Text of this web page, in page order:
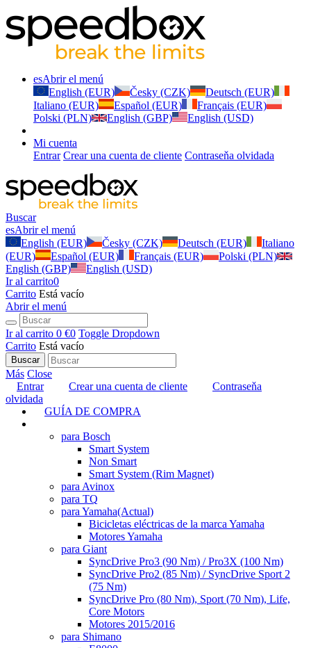
esAbrir el menú
English (EUR)
Česky (CZK)
Deutsch (EUR)
Italiano (EUR)
Español (EUR)
Français (EUR)
Polski (PLN)
English (GBP) English (USD)
Mi cuenta
Entrar Crear una cuenta de cliente Contraseňa olvidada
Buscar
esAbrir el menú
English (EUR)
Česky (CZK) Deutsch (EUR)
Italiano
(EUR)
Español (EUR) Français (EUR)
Polski (PLN)
English (GBP)
English (USD)
Ir al carrito0
Carrito Está vacío
Abrir el menú
Ir al carrito 0 €0 Toggle Dropdown
Carrito Está vacío
Buscar
Más Close
Entrar
Crear una cuenta de cliente
Contraseňa
olvidada
GUÍA DE COMPRA
para Bosch
Smart System
Non Smart
Smart System (Rim Magnet)
para Avinox
para TQ
para Yamaha(Actual)
Bicicletas eléctricas de la marca Yamaha
Motores Yamaha
para Giant
SyncDrive Pro3 (90 Nm) / Pro3X (100 Nm)
SyncDrive Pro2 (85 Nm) / SyncDrive Sport 2
(75 Nm)
SyncDrive Pro (80 Nm), Sport (70 Nm), Life,
Core Motors
Motores 2015/2016
para Shimano